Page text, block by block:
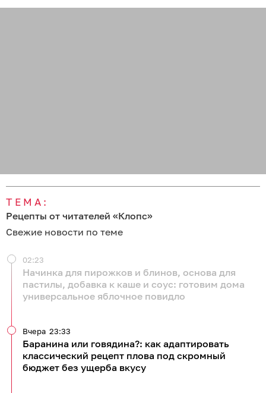
ТЕМА:
Рецепты от читателей «Клопс»
Свежие новости по теме
Начинка для пирожков и блинов, основа для
пастилы, добавка к каше и соус: готовим дома
универсальное яблочное повидло
02:23
Баранина или говядина?: как адаптировать
классический рецепт плова под скромный
бюджет без ущерба вкусу
Вчера 23:33